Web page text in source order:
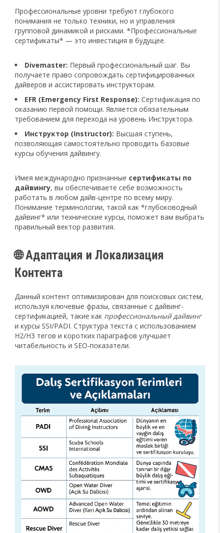
Профессиональные уровни требуют глубокого
понимания не только техники, но и управления
групповой динамикой и рисками. *Профессиональные
сертификаты* — это инвестиция в будущее.
Divemaster: Первый профессиональный шаг. Вы
получаете право сопровождать сертифицированных
дайверов и ассистировать инструкторам.
EFR (Emergency First Response): Сертификация по
оказанию первой помощи. Является обязательным
требованием для перехода на уровень Инструктора.
Инструктор (Instructor): Высшая ступень,
позволяющая самостоятельно проводить базовые
курсы обучения дайвингу.
Имея международно признанные сертификаты по
дайвингу, вы обеспечиваете себе возможность
работать в любом дайв-центре по всему миру.
Понимание терминологии, такой как *глубоководный
дайвинг* или технические курсы, поможет вам выбрать
правильный вектор развития.
🌐 Адаптация и Локализация
Контента
Данный контент оптимизирован для поисковых систем,
используя ключевые фразы, связанные с дайвинг-
сертификацией, такие как профессиональный дайвинг
и курсы SSI/PADI. Структура текста с использованием
H2/H3 тегов и коротких параграфов улучшает
читабельность и SEO-показатели.